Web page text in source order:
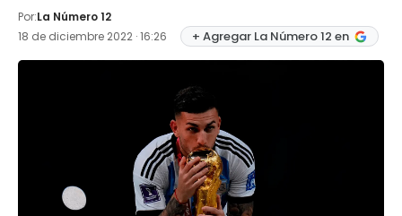
Por:La Número 12
18 de diciembre 2022 · 16:26
+ Agregar La Número 12 en